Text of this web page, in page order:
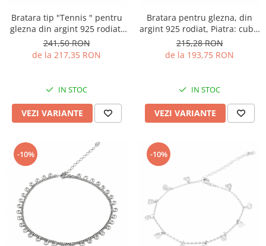
Bratara tip "Tennis " pentru
glezna din argint 925 rodiat,
Piatra: cubic zirconia, Culoare:
transparenta, Sonis Silver
241,50 RON
de la 217,35 RON
IN STOC
VEZI VARIANTE
Bratara pentru glezna, din
argint 925 rodiat, Piatra: cubic
zirconia, Culoare:
transparenta, Sonis Silver
215,28 RON
de la 193,75 RON
IN STOC
VEZI VARIANTE
-10% -10%